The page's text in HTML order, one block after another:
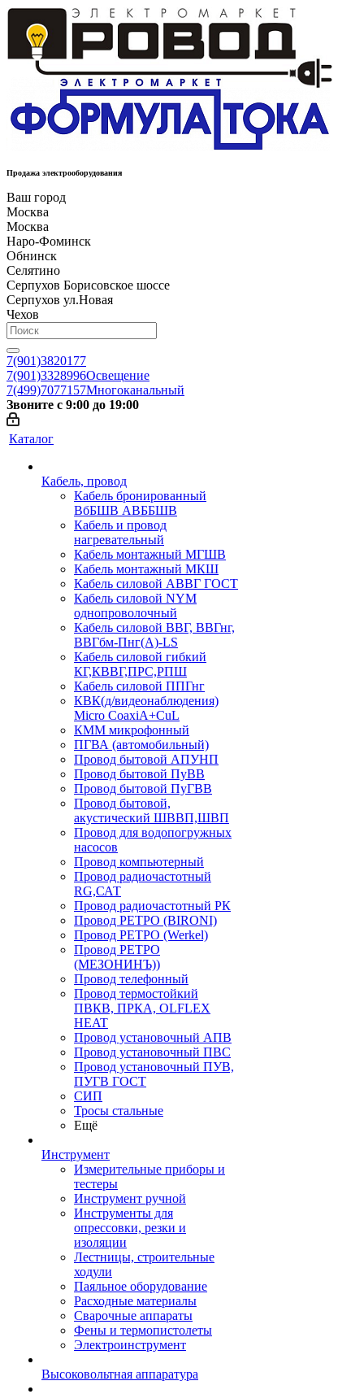
Продажа электрооборудования
Ваш город
Москва
Москва
Наро-Фоминск
Обнинск
Селятино
Серпухов Борисовское шоссе
Серпухов ул.Новая
Чехов
7(901)3820177
7(901)3328996Освещение
7(499)7077157Многоканальный
Звоните с 9:00 до 19:00
Каталог
Кабель, провод
Кабель бронированный
ВбБШВ АВББШВ
Кабель и провод
нагревательный
Кабель монтажный МГШВ
Кабель монтажный МКШ
Кабель силовой АВВГ ГОСТ
Кабель силовой NYM
однопроволочный
Кабель силовой ВВГ, ВВГнг,
ВВГбм-Пнг(А)-LS
Кабель силовой гибкий
КГ,КВВГ,ПРС,РПШ
Кабель силовой ППГнг
КВК(д/видеонаблюдения)
Micro CoaxiA+CuL
КММ микрофонный
ПГВА (автомобильный)
Провод бытовой АПУНП
Провод бытовой ПуВВ
Провод бытовой ПуГВВ
Провод бытовой,
акустический ШВВП,ШВП
Провод для водопогружных
насосов
Провод компьютерный
Провод радиочастотный
RG,САТ
Провод радиочастотный РК
Провод РЕТРО (BIRONI)
Провод РЕТРО (Werkel)
Провод РЕТРО
(МЕЗОНИНЪ))
Провод телефонный
Провод термостойкий
ПВКВ, ПРКА, OLFLEX
HEAT
Провод установочный АПВ
Провод установочный ПВС
Провод установочный ПУВ,
ПУГВ ГОСТ
СИП
Тросы стальные
Ещё
Инструмент
Измерительные приборы и
тестеры
Инструмент ручной
Инструменты для
опрессовки, резки и
изоляции
Лестницы, строительные
ходули
Паяльное оборудование
Расходные материалы
Сварочные аппараты
Фены и термопистолеты
Электроинструмент
Высоковольтная аппаратура